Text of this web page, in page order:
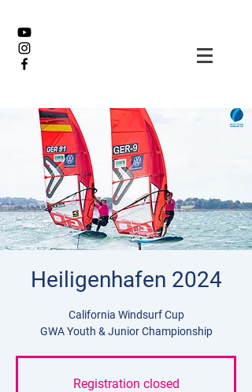
Heiligenhafen 2024
California Windsurf Cup
GWA Youth & Junior Championship
Registration closed